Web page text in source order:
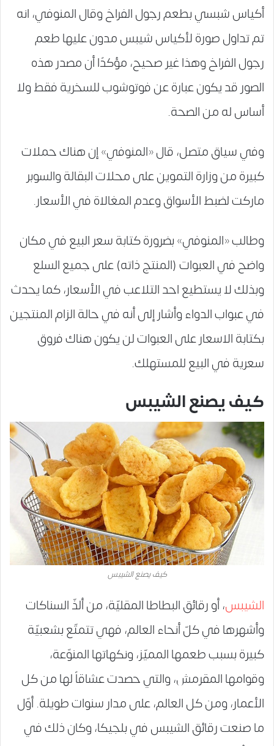
أكياس شبسي بطعم رجول الفراخ وقال المنوفي، انه
تم تداول صورة لأكياس شيبس مدون عليها طعم
رجول الفراخ وهذا غير صحيح، مؤكدًا أن مصدر هذه
الصور قد يكون عبارة عن فوتوشوب للسخرية فقط ولا
أساس له من الصحة.
وفي سياق متصل، قال «المنوفي» إن هناك حملات
كبيرة من وزارة التموين على محلات البقالة والسوبر
ماركت لضبط الأسواق وعدم المغالاة في الأسعار.
وطالب «المنوفي» بضرورة كتابة سعر البيع في مكان
واضح في العبوات (المنتج ذاته) على جميع السلع
وبذلك لا يستطيع احد التلاعب في الأسعار، كما يحدث
في عبواب الدواء وأشار إلى أنه في حالة الزام المنتجين
بكتابة الاسعار على العبوات لن يكون هناك فروق
سعرية في البيع للمستهلك.
كيف يصنع الشيبس
كيف يصنع الشيبس
الشيبس، أو رقائق البطاطا المقليّة، من ألذّ السناكات
وأشهرها في كلّ أنحاء العالم، فهي تتمتّع بشعبيّة
كبيرة بسبب طعمها المميّز، ونكهاتها المنوّعة،
وقوامها المقرمش، والتي حصدت عشاقاً لها من كل
الأعمار، ومن كل العالم، على مدار سنوات طويلة. أوّل
ما صنعت رقائق الشيبس في بلجيكا، وكان ذلك في